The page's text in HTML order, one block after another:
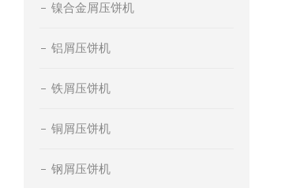
镍合金屑压饼机
铝屑压饼机
铁屑压饼机
铜屑压饼机
钢屑压饼机